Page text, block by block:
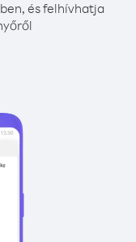
és felhívhatja